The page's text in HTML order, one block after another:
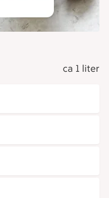
ca 1 liter